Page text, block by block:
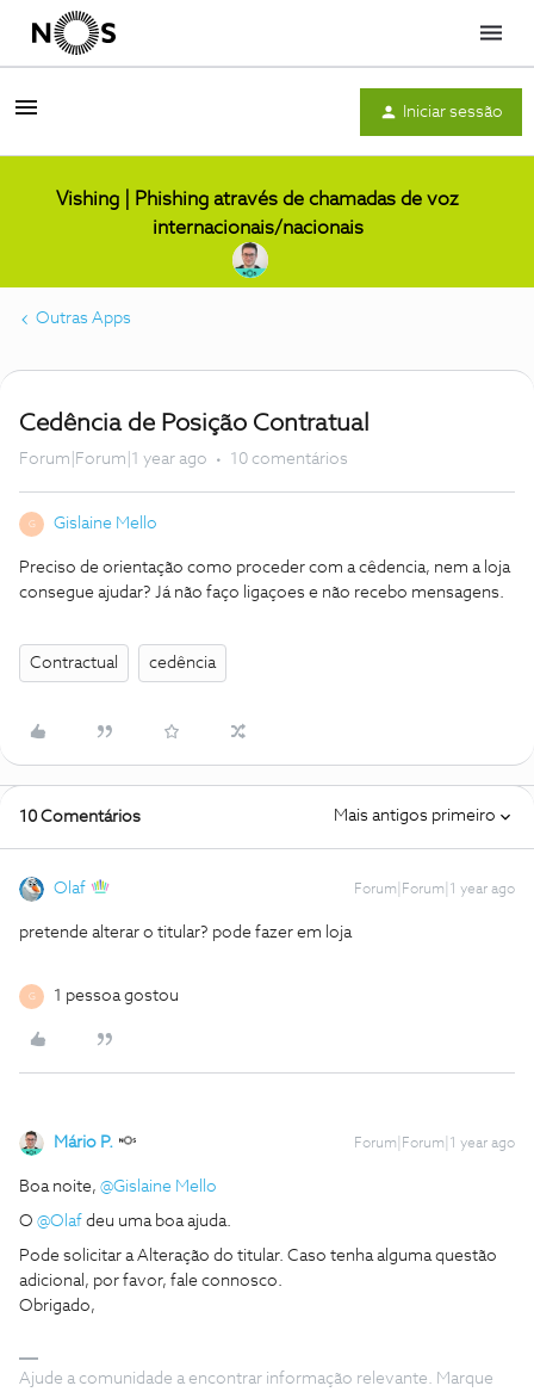
Menu
Iniciar sessão
Vishing | Phishing através de chamadas de voz
internacionais/nacionais
Outras Apps
Cedência de Posição Contratual
Forum|Forum|1 year ago 10 comentários
G Gislaine Mello
Preciso de orientação como proceder com a cêdencia, nem a loja
consegue ajudar? Já não faço ligaçoes e não recebo mensagens.
Contractual cedência
10 Comentários Mais antigos primeiro
Olaf Forum|Forum|1 year ago
pretende alterar o titular? pode fazer em loja
G 1 pessoa gostou
Mário P. Forum|Forum|1 year ago
Boa noite, ​ @Gislaine Mello
O ​ @Olaf deu uma boa ajuda.
Pode solicitar a Alteração do titular. Caso tenha alguma questão
adicional, por favor, fale connosco.
Obrigado,
Ajude a comunidade a encontrar informação relevante. Marque